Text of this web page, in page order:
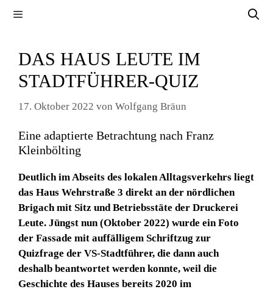
DAS HAUS LEUTE IM
STADTFÜHRER-QUIZ
17. Oktober 2022 von Wolfgang Bräun
Eine adaptierte Betrachtung nach Franz
Kleinbölting
Deutlich im Abseits des lokalen Alltagsverkehrs liegt
das Haus Wehrstraße 3 direkt an der nördlichen
Brigach mit Sitz und Betriebsstäte der Druckerei
Leute. Jüngst nun (Oktober 2022) wurde ein Foto
der Fassade mit auffälligem Schriftzug zur
Quizfrage der VS-Stadtführer, die dann auch
deshalb beantwortet werden konnte, weil die
Geschichte des Hauses bereits 2020 im